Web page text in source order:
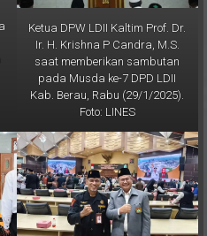
Ketua DPW LDII Kaltim Prof. Dr.
Ir. H. Krishna P Candra, M.S.
saat memberikan sambutan
pada Musda ke-7 DPD LDII
Kab. Berau, Rabu (29/1/2025).
Foto: LINES